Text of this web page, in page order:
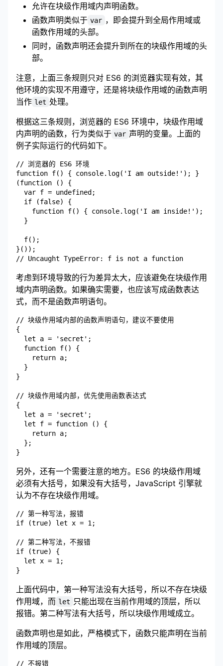
允许在块级作用域内声明函数。
函数声明类似于 var ，即会提升到全局作用域或
函数作用域的头部。
同时，函数声明还会提升到所在的块级作用域的头
部。
注意，上面三条规则只对 ES6 的浏览器实现有效，其
他环境的实现不用遵守，还是将块级作用域的函数声明
当作 let 处理。
根据这三条规则，浏览器的 ES6 环境中，块级作用域
内声明的函数，行为类似于 var 声明的变量。上面的
例子实际运行的代码如下。
// 浏览器的 ES6 环境
function f() { console.log('I am outside!'); }
(function () {
  var f = undefined;
  if (false) {
    function f() { console.log('I am inside!'); }
  }
  f();
}());
考虑到环境导致的行为差异太大，应该避免在块级作用
域内声明函数。如果确实需要，也应该写成函数表达
式，而不是函数声明语句。
// 块级作用域内部的函数声明语句，建议不要使用
{
  let a = 'secret';
  function f() {
    return a;
  }
}
// 块级作用域内部，优先使用函数表达式
{
  let a = 'secret';
  let f = function () {
    return a;
  };
另外，还有一个需要注意的地方。ES6 的块级作用域
必须有大括号，如果没有大括号，JavaScript 引擎就
认为不存在块级作用域。
// 第一种写法，报错
if (true) let x = 1;
// 第二种写法，不报错
if (true) {
  let x = 1;
上面代码中，第一种写法没有大括号，所以不存在块级
作用域，而 let 只能出现在当前作用域的顶层，所以
报错。第二种写法有大括号，所以块级作用域成立。
函数声明也是如此，严格模式下，函数只能声明在当前
作用域的顶层。
// 不报错